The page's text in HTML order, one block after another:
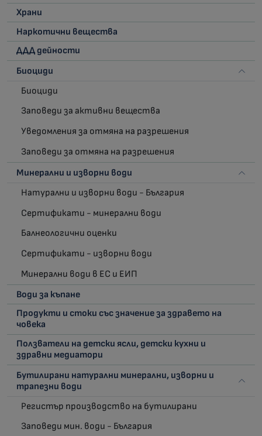
Храни
Наркотични вещества
ДДД дейности
Биоциди
Биоциди
Заповеди за активни вещества
Уведомления за отмяна на разрешения
Заповеди за отмяна на разрешения
Минерални и изворни води
Натурални и изворни води - България
Сертификати - минерални води
Балнеологични оценки
Сертификати - изворни води
Минерални води в ЕС и ЕИП
Води за къпане
Продукти и стоки със значение за здравето на
човека
Ползватели на детски ясли, детски кухни и
здравни медиатори
Бутилирани натурални минерални, изворни и
трапезни води
Регистър производство на бутилирани
Заповеди мин. води - България